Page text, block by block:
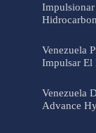
Venezuela
Impulsar El
Venezuela
Advance